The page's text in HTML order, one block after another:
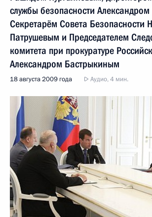
службы безопасности
Секретарём Совета Безопасности
Патрушевым и Председателем
комитета при прокуратуре
Александром Бастрыкиным
18 августа 2009 года Аудио, 4 мин.